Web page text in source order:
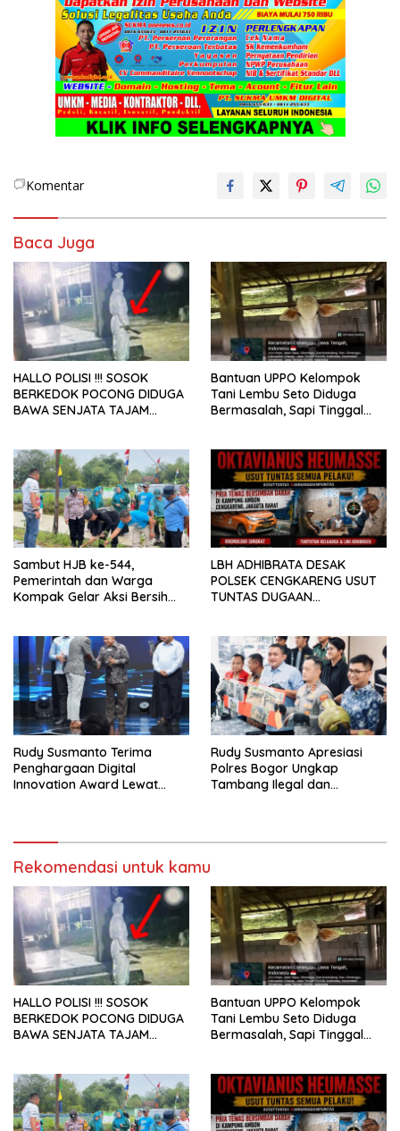
Komentar
Baca Juga
HALLO POLISI !!! SOSOK
BERKEDOK POCONG DIDUGA
BAWA SENJATA TAJAM
LEBONG
Bantuan UPPO Kelompok
Tani Lembu Seto Diduga
Bermasalah, Sapi Tinggal
Sambut HJB ke-544,
Pemerintah dan Warga
Kompak Gelar Aksi Bersih
LBH ADHIBRATA DESAK
POLSEK CENGKARENG USUT
TUNTAS DUGAAN
Rudy Susmanto Terima
Penghargaan Digital
Innovation Award Lewat
Rudy Susmanto Apresiasi
Polres Bogor Ungkap
Tambang Ilegal dan
Rekomendasi untuk kamu
HALLO POLISI !!! SOSOK
BERKEDOK POCONG DIDUGA
BAWA SENJATA TAJAM
LEBONG
Bantuan UPPO Kelompok
Tani Lembu Seto Diduga
Bermasalah, Sapi Tinggal